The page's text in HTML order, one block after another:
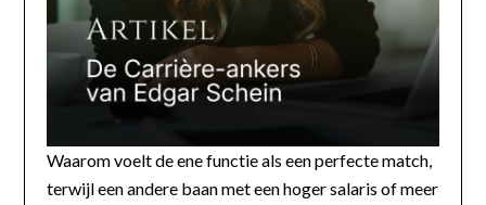
Waarom voelt de ene functie als een perfecte match,
terwijl een andere baan met een hoger salaris of meer